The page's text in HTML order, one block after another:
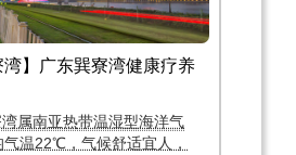
湾】广东巽寮湾健康疗养
属南亚热带温湿型海洋气
温22℃，气候舒适宜人，